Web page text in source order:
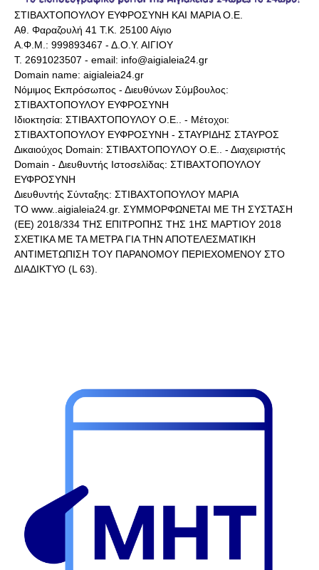
ΣΤΙΒΑΧΤΟΠΟΥΛΟΥ ΕΥΦΡΟΣΥΝΗ ΚΑΙ ΜΑΡΙΑ Ο.Ε.
Αθ. Φαραζουλή 41 Τ.Κ. 25100 Αίγιο
Α.Φ.Μ.: 999893467 - Δ.Ο.Υ. ΑΙΓΙΟΥ
Τ. 2691023507 - email: info@aigialeia24.gr
Domain name: aigialeia24.gr
Νόμιμος Εκπρόσωπος - Διευθύνων Σύμβουλος:
ΣΤΙΒΑΧΤΟΠΟΥΛΟΥ ΕΥΦΡΟΣΥΝΗ
Ιδιοκτησία: ΣΤΙΒΑΧΤΟΠΟΥΛΟΥ Ο.Ε.. - Μέτοχοι:
ΣΤΙΒΑΧΤΟΠΟΥΛΟΥ ΕΥΦΡΟΣΥΝΗ - ΣΤΑΥΡΙΔΗΣ ΣΤΑΥΡΟΣ
Δικαιούχος Domain: ΣΤΙΒΑΧΤΟΠΟΥΛΟΥ Ο.Ε.. - Διαχειριστής
Domain - Διευθυντής Ιστοσελίδας: ΣΤΙΒΑΧΤΟΠΟΥΛΟΥ
ΕΥΦΡΟΣΥΝΗ
Διευθυντής Σύνταξης: ΣΤΙΒΑΧΤΟΠΟΥΛΟΥ ΜΑΡΙΑ
ΤΟ www..aigialeia24.gr. ΣΥΜΜΟΡΦΩΝΕΤΑΙ ΜΕ ΤΗ ΣΥΣΤΑΣΗ
(ΕΕ) 2018/334 ΤΗΣ ΕΠΙΤΡΟΠΗΣ ΤΗΣ 1ΗΣ ΜΑΡΤΙΟΥ 2018
ΣΧΕΤΙΚΑ ΜΕ ΤΑ ΜΕΤΡΑ ΓΙΑ ΤΗΝ ΑΠΟΤΕΛΕΣΜΑΤΙΚΗ
ΑΝΤΙΜΕΤΩΠΙΣΗ ΤΟΥ ΠΑΡΑΝΟΜΟΥ ΠΕΡΙΕΧΟΜΕΝΟΥ ΣΤΟ
ΔΙΑΔΙΚΤΥΟ (L 63).